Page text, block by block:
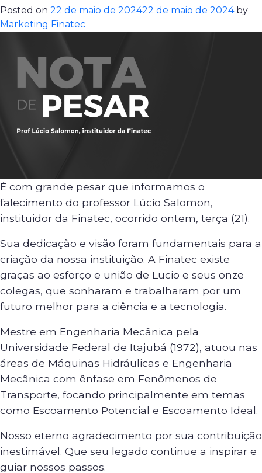
Posted on 22 de maio de 202422 de maio de 2024by
Marketing Finatec
É com grande pesar que informamos o
falecimento do professor Lúcio Salomon,
instituidor da Finatec, ocorrido ontem, terça (21).
Sua dedicação e visão foram fundamentais para a
criação da nossa instituição. A Finatec existe
graças ao esforço e união de Lucio e seus onze
colegas, que sonharam e trabalharam por um
futuro melhor para a ciência e a tecnologia.
Mestre em Engenharia Mecânica pela
Universidade Federal de Itajubá (1972), atuou nas
áreas de Máquinas Hidráulicas e Engenharia
Mecânica com ênfase em Fenômenos de
Transporte, focando principalmente em temas
como Escoamento Potencial e Escoamento Ideal.
Nosso eterno agradecimento por sua contribuição
inestimável. Que seu legado continue a inspirar e
guiar nossos passos.